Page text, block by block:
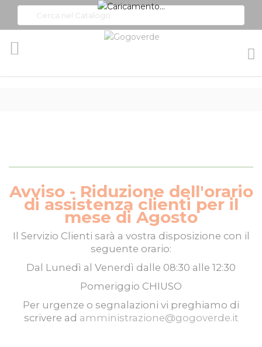
Avviso - Riduzione dell'orario
di assistenza clienti per il
mese di Agosto
Il Servizio Clienti sarà a vostra disposizione con il
seguente orario:
Dal Lunedì al Venerdì dalle 08:30 alle 12:30
Pomeriggio CHIUSO
Per urgenze o segnalazioni vi preghiamo di
scrivere ad amministrazione@gogoverde.it